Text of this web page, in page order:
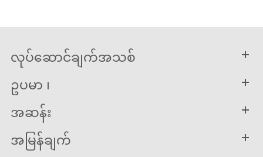
လုပ်ဆောင်ချက်အသစ်
ဥပမာ ၊
အဆန်း
အမြန်ချက်